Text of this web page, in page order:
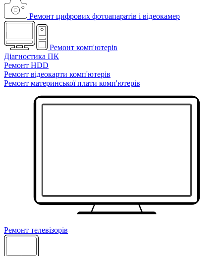
Ремонт цифрових фотоапаратів і відеокамер
Ремонт комп'ютерів
Діагностика ПК
Ремонт HDD
Ремонт відеокарти комп'ютерів
Ремонт материнської плати комп'ютерів
Ремонт телевізорів